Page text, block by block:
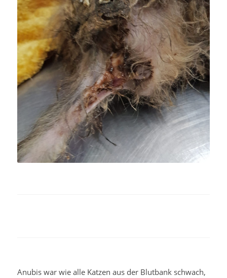
Anubis war wie alle Katzen aus der Blutbank schwach,